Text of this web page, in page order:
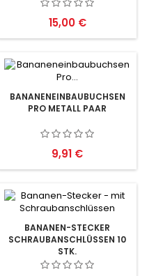
Preis
15,00 €
BANANENEINBAUBUCHSEN
PRO METALL PAAR
Preis
9,91 €
BANANEN-STECKER
SCHRAUBANSCHLÜSSEN 10
STK.